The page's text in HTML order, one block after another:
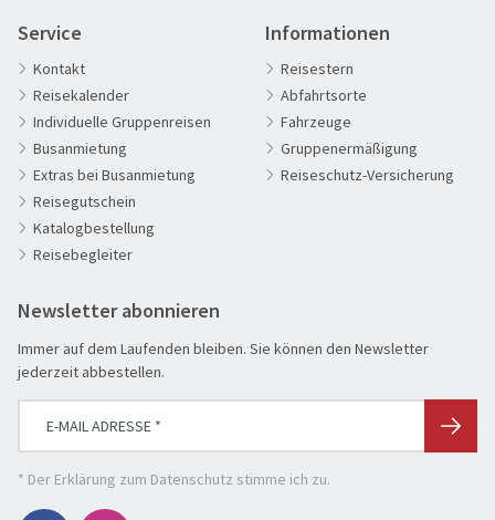
SUCHEN & BUCHEN
Clubreisen
Deutschland erleben
Die Welt entdecken
Entspannen & Wohlfühlen
Erlebnisreise
Eröffnungs- & Abschlussreisen
Flugreisen
Genussreise
Herbstreise
Hochseekreuzfahrt
Leserreisen
Osterreisen
PREMIUM-Bus
Service
Kontakt
Reisekalender
Individuelle Gruppenreisen
Busanmietung
Extras bei Busanmietung
Reisegutschein
Katalogbestellung
Reisebegleiter
Informationen
Reisestern
Abfahrtsorte
Fahrzeuge
Gruppenermäßigung
Reiseschutz-Versicherung
Newsletter abonnieren
Immer auf dem Laufenden bleiben. Sie können den Newsletter
jederzeit abbestellen.
* Der Erklärung zum Datenschutz stimme ich zu.